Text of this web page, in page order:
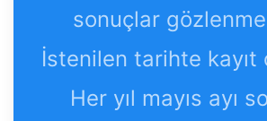
sonuçlar
İstenilen tarihte kayıt
Her yıl mayıs ayı